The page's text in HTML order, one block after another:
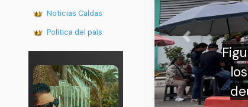
Noticias Caldas
Política del país
políticas reaccionan a la publicación de
financieros de la Nueva EPS, con
y pérdidas por $4,8 billones en 2024
Previous